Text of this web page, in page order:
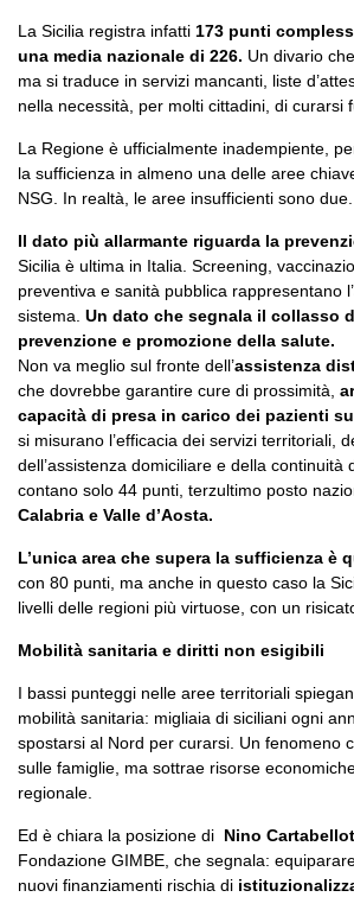
La Sicilia registra infatti 173 punti
una media nazionale di 226. Un divario
ma si traduce in servizi mancanti, liste
nella necessità, per molti cittadini, di curarsi
La Regione è ufficialmente inadempiente,
la sufficienza in almeno una delle aree
NSG. In realtà, le aree insufficienti sono due.
Il dato più allarmante riguarda la
Sicilia è ultima in Italia. Screening,
preventiva e sanità pubblica rappresentano
sistema. Un dato che segnala il collasso
prevenzione e promozione della salute.
Non va meglio sul fronte dell’assistenza
che dovrebbe garantire cure di prossimità,
capacità di presa in carico dei pazienti
si misurano l’efficacia dei servizi territoriali,
dell’assistenza domiciliare e della continuità
contano solo 44 punti, terzultimo posto
Calabria e Valle d’Aosta.
L’unica area che supera la sufficienza è
con 80 punti, ma anche in questo caso la
livelli delle regioni più virtuose, con un
Mobilità sanitaria e diritti non esigibili
I bassi punteggi nelle aree territoriali
mobilità sanitaria: migliaia di siciliani ogni
spostarsi al Nord per curarsi. Un fenomeno
sulle famiglie, ma sottrae risorse
regionale.
Ed è chiara la posizione di Nino
Fondazione GIMBE, che segnala:
nuovi finanziamenti rischia di